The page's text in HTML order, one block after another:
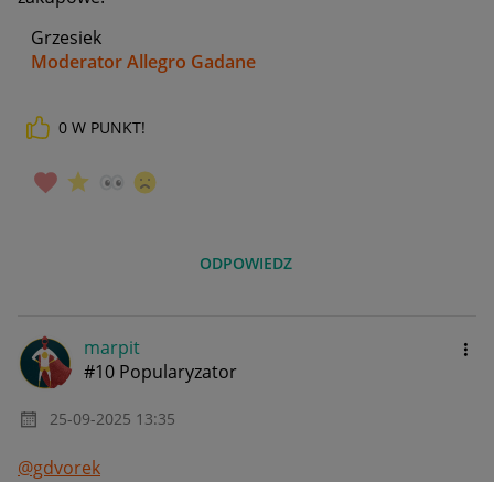
Grzesiek
Moderator Allegro Gadane
0 W PUNKT!
ODPOWIEDZ
marpit
#10 Popularyzator
‎25-09-2025 13:35
@gdvorek